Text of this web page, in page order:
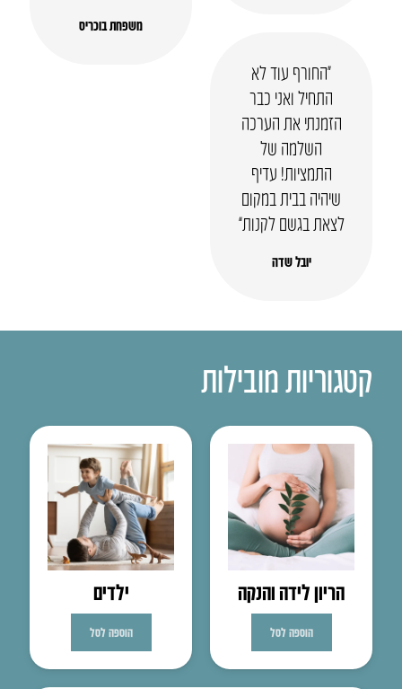
משפחת בוכריס
“החורף עוד לא
התחיל ואני כבר
הזמנתי את הערכה
השלמה של
התמציות! עדיף
שיהיה בבית במקום
לצאת בגשם לקנות”
יובל שדה
קטגוריות מובילות
הריון לידה והנקה
הוספה לסל
ילדים
הוספה לסל